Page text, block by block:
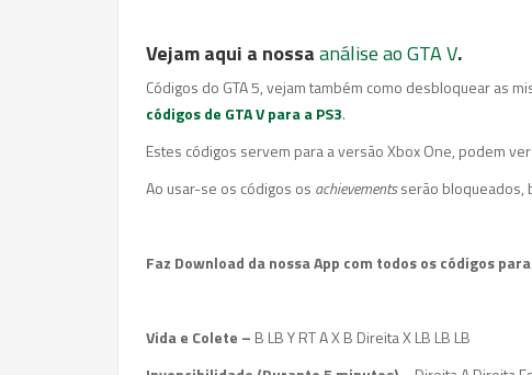
Vejam aqui a nossaanálise ao GTA V.
Códigos do GTA 5, vejam também como desbloquear as
códigos de GTA V para a PS3.
Estes códigos servem para a versão Xbox One, podem
Ao usar-se os códigos os achievementsserão bloqueados,
Faz Download da nossa App com todos os códigos para
Vida e Colete – B LB Y RT A X B Direita X LB LB LB